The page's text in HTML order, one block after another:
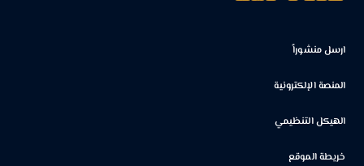
ارسل منشوراً
المنصة الإلكترونية
الهيكل التنظيمي
خريطة الموقع